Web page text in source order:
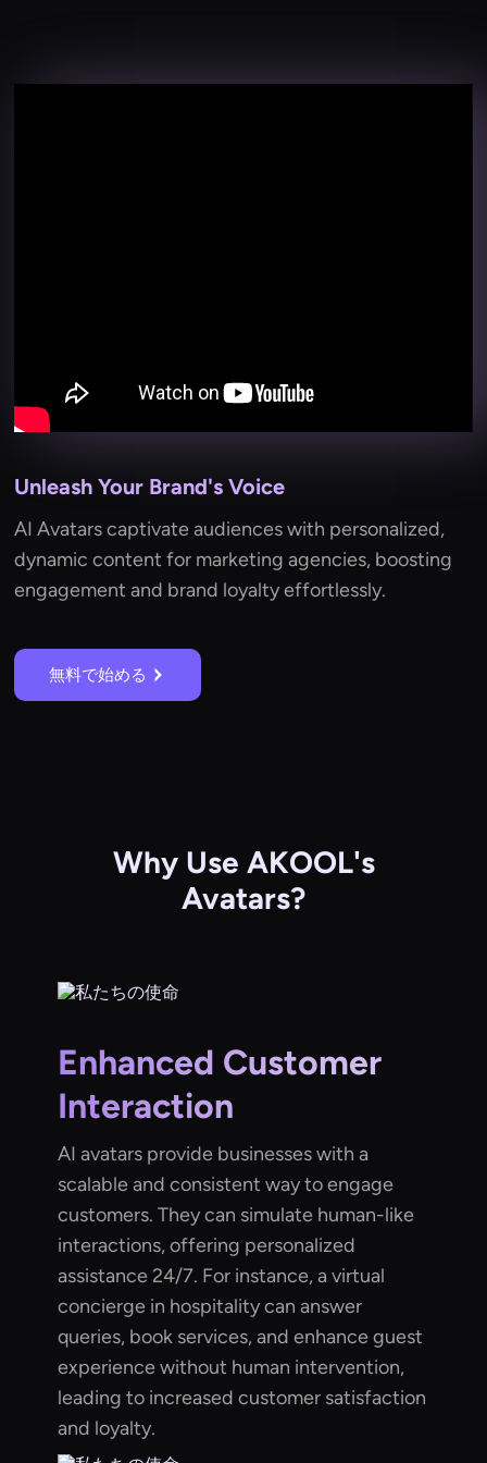
Unleash Your Brand's Voice
AI Avatars captivate audiences with personalized,
dynamic content for marketing agencies, boosting
engagement and brand loyalty effortlessly.
無料で始める
Why Use AKOOL's
Avatars?
Enhanced Customer
Interaction
AI avatars provide businesses with a
scalable and consistent way to engage
customers. They can simulate human-like
interactions, offering personalized
assistance 24/7. For instance, a virtual
concierge in hospitality can answer
queries, book services, and enhance guest
experience without human intervention,
leading to increased customer satisfaction
and loyalty.